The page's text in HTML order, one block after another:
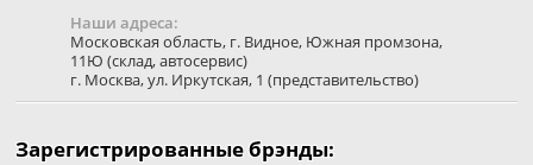
Наши адреса:
Московская область, г. Видное, Южная промзона,
11Ю (склад, автосервис)
г. Москва,ул. Иркутская, 1 (представительство)
Зарегистрированные брэнды: